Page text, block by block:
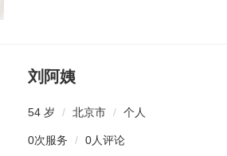
刘阿姨
54 岁 / 北京市 / 个人
0次服务 / 0人评论